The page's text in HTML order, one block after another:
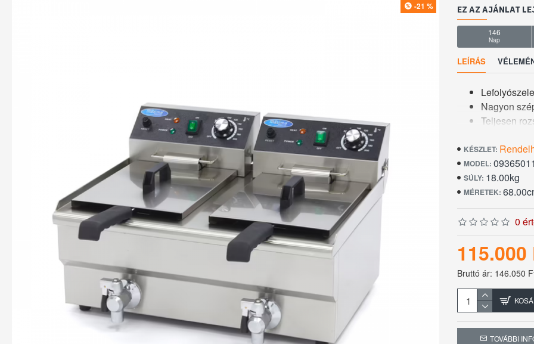
-21 %
LEÍRÁS
Nagyon
Teljesen
Hideg
Állítható
Védett
Túlterhelés
Levehető
4
Könnyen
Nettó súly:
Kosár
A gép
Minimális
Maximális
KÉSZLET:
MODEL: 09365011
SÚLY: 18.00kg
MÉRETEK:
0
EZ AZ AJÁNLAT
146
Nap
115.000
Bruttó ár: 146.050
TOVÁBBI